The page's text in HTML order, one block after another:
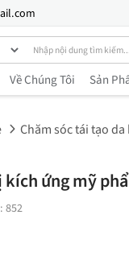
Về Chúng Tôi Sản
Chăm sóc tái tạo
ứng mỹ
852